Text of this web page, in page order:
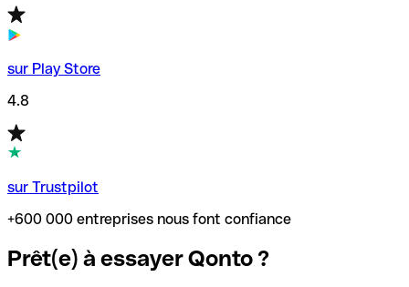
sur Play Store
4.8
sur Trustpilot
+600 000 entreprises nous font confiance
Prêt(e) à essayer Qonto ?